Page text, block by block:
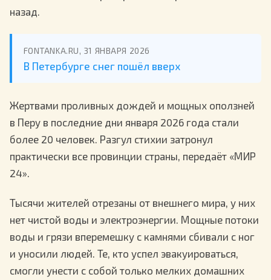
назад.
FONTANKA.RU, 31 ЯНВАРЯ 2026
В Петербурге снег пошёл вверх
Жертвами проливных дождей и мощных оползней
в Перу в последние дни января 2026 года стали
более 20 человек. Разгул стихии затронул
практически все провинции страны, передаёт «МИР
24».
Тысячи жителей отрезаны от внешнего мира, у них
нет чистой воды и электроэнергии. Мощные потоки
воды и грязи вперемешку с камнями сбивали с ног
и уносили людей. Те, кто успел эвакуироваться,
смогли унести с собой только мелких домашних